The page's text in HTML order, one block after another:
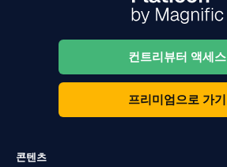
컨트리뷰터 액세스
프리미엄으로 가기
콘텐츠